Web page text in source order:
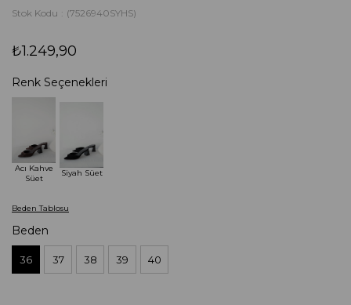
Stok Kodu (7526940SYHS)
₺1.249,90
Renk Seçenekleri
Acı Kahve
Süet
Siyah Süet
Beden Tablosu
Beden
36 37 38 39 40